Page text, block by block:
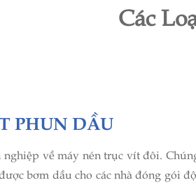
Các
PHUN DẦU
về máy nén trục vít đôi.
bơm dầu cho các nhà đóng gói